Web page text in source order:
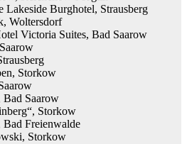
Lakeside Burghotel, Strausberg
Woltersdorf
Victoria Suites, Bad Saarow
Storkow
Bad Saarow
Storkow
Bad Freienwalde
Storkow